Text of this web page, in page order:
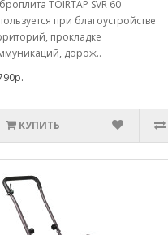
TOIRTAP SVR 60
при благоустройстве
прокладке
дорож..
КУПИТЬ